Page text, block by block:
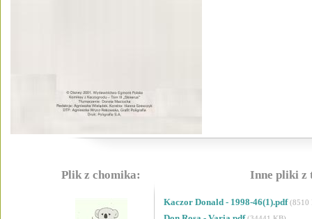
Plik z chomika: Inne pliki z
Kaczor Donald - 1998-46(1).pdf(8510